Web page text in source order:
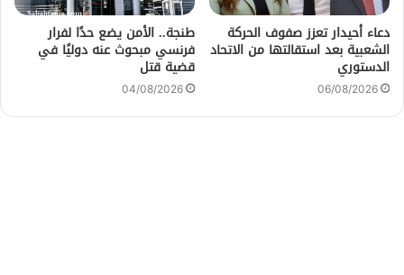
دعاء أحيدار تعزز صفوف الحركة
الشعبية بعد استقالتها من الاتحاد
الدستوري
06/08/2026
طنجة.. الأمن يضع حدًا لفرار
فرنسي مبحوث عنه دوليًا في
قضية قتل
04/08/2026